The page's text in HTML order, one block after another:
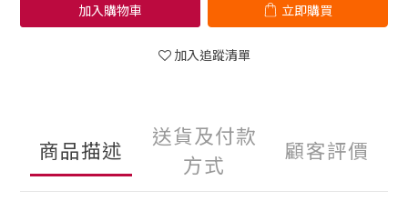
加入購物車 立即購買
加入追蹤清單
商品描述
送貨及付款
方式
顧客評價